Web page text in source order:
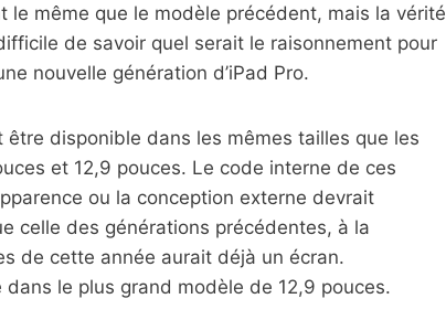
le même que le modèle précédent, mais la vérité
de savoir quel serait le raisonnement pour
nouvelle génération d’iPad Pro.
être disponible dans les mêmes tailles que les
et 12,9 pouces. Le code interne de ces
ou la conception externe devrait
celle des générations précédentes, à la
de cette année aurait déjà un écran.
le plus grand modèle de 12,9 pouces.